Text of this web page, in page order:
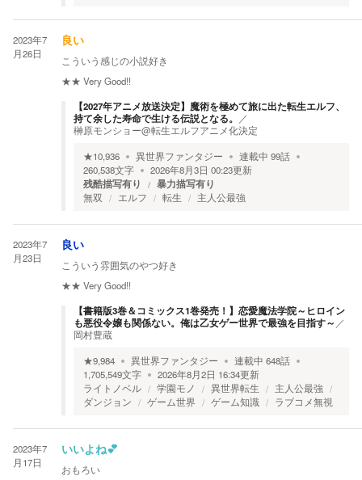
2023年7
月26日
良い
こういう感じの小説好き
★★ Very Good!!
【2027年アニメ放送決定】魔術を極めて旅に出た転生エルフ、
持て余した寿命で生ける伝説となる。
／
榊原モンショー@転生エルフアニメ化決定
★10,936 異世界ファンタジー 連載中 99話
260,538文字 2026年8月3日 00:23更新
残酷描写有り 暴力描写有り
無双 エルフ 転生 主人公最強
2023年7
月23日
良い
こういう雰囲気のやつ好き
★★ Very Good!!
【書籍版3巻＆コミックス1巻発売！】恋愛魔法学院～ヒロイン
も悪役令嬢も関係ない。俺は乙女ゲー世界で最強を目指す～ ／
岡村豊蔵
★9,984 異世界ファンタジー 連載中 648話
1,705,549文字 2026年8月2日 16:34更新
ライトノベル
学園モノ 異世界転生
主人公最強
ダンジョン
ゲーム世界 ゲーム知識 ラブコメ無視
2023年7
月17日
いいよね💕︎
おもろい